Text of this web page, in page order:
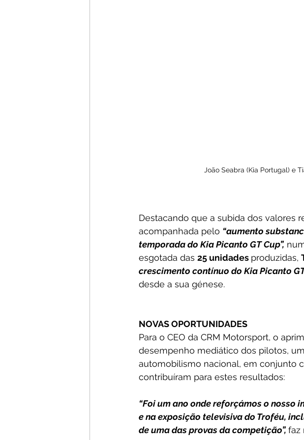
João Seabra (Kia Portugal) e
Destacando que a subida dos
acompanhada pelo “aumento
temporada do Kia Picanto GT Cup”,
esgotada das 25 unidades produzidas,
crescimento contínuo do Kia Picanto
desde a sua génese.
NOVAS OPORTUNIDADES
Para o CEO da CRM Motorsport, o
desempenho mediático dos pilotos,
automobilismo nacional, em conjunto
contribuíram para estes resultados:
“Foi um ano onde reforçámos o nosso
e na exposição televisiva do Troféu,
de uma das provas da competição”, faz